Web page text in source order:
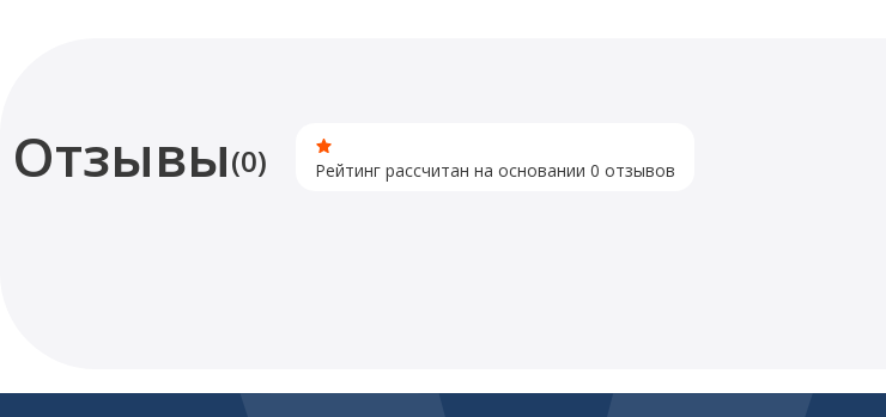
Отзывы(0) Рейтинг рассчитан на основании 0 отзывов